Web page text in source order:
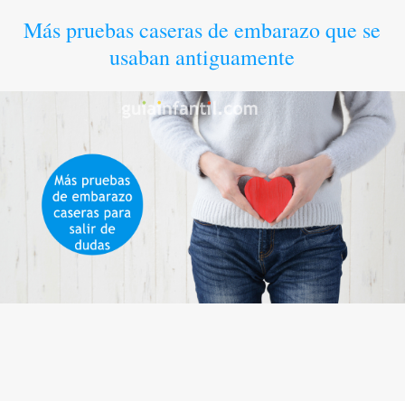
Más pruebas caseras de embarazo que se
usaban antiguamente